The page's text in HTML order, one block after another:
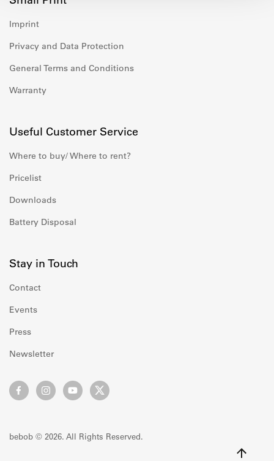
Imprint
Privacy and Data Protection
General Terms and Conditions
Warranty
Useful Customer Service
Where to buy/ Where to rent?
Pricelist
Downloads
Battery Disposal
Stay in Touch
Contact
Events
Press
Newsletter
bebob © 2026. All Rights Reserved.